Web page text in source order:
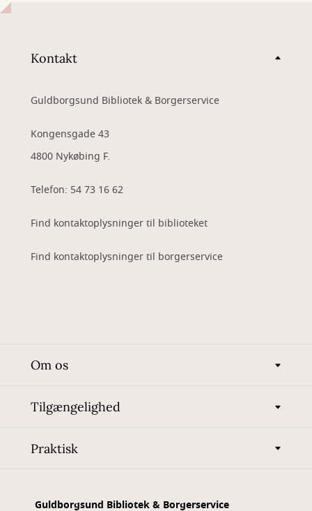
Kontakt
Guldborgsund Bibliotek & Borgerservice
Kongensgade 43
4800 Nykøbing F.
Telefon: 54 73 16 62
Find kontaktoplysninger til biblioteket
Find kontaktoplysninger til borgerservice
Om os
Tilgængelighed
Praktisk
Guldborgsund Bibliotek & Borgerservice